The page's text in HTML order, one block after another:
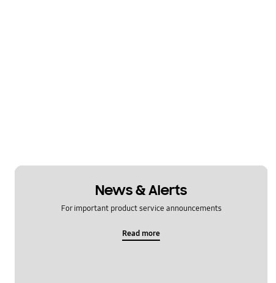
News & Alerts
For important product service announcements
Read more